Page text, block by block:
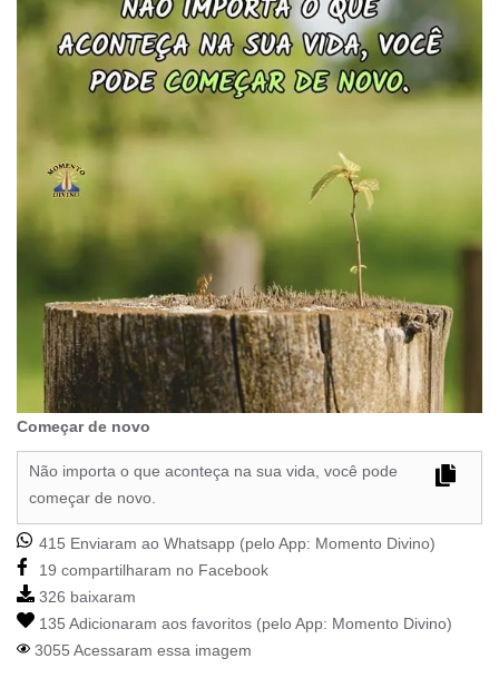
Começar de novo
Não importa o que aconteça na sua vida, você pode
começar de novo.
415 Enviaram ao Whatsapp (pelo App: Momento Divino)
19 compartilharam no Facebook
326 baixaram
135 Adicionaram aos favoritos (pelo App: Momento Divino)
3055 Acessaram essa imagem